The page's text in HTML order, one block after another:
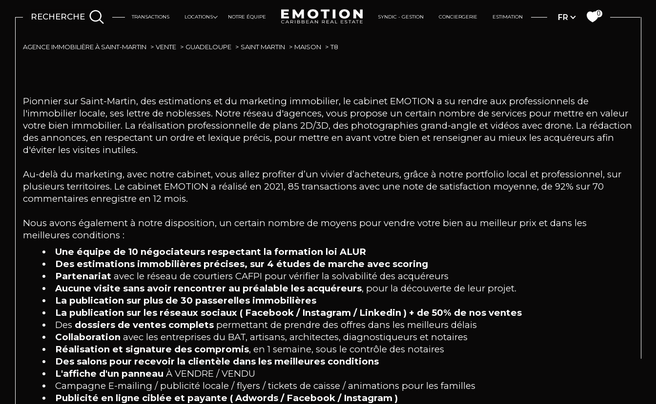
TRANSACTIONS LOCATIONS NOTRE ÉQUIPE SYNDIC - GESTION CONCIERGERIE ESTIMATION
RECHERCHE Langue
FR 0
AGENCE IMMOBILIÈRE À SAINT-MARTIN VENTE GUADELOUPE SAINT MARTIN MAISON T8
Pionnier sur Saint-Martin, des estimations et du marketing immobilier, le cabinet EMOTION a su rendre aux professionnels de
l'immobilier locale, ses lettre de noblesses. Notre réseau d'agences, vous propose un certain nombre de services pour mettre en valeur
votre bien immobilier. La réalisation professionnelle de plans 2D/3D, des photographies grand-angle et vidéos avec drone. La rédaction
des annonces, en respectant un ordre et lexique précis, pour mettre en avant votre bien et renseigner au mieux les acquéreurs afin
d'éviter les visites inutiles.
Au-delà du marketing, avec notre cabinet, vous allez profiter d’un vivier d’acheteurs, grâce à notre portfolio local et professionnel, sur
plusieurs territoires. Le cabinet EMOTION a réalisé en 2021, 85 transactions avec une note de satisfaction moyenne, de 92% sur 70
commentaires enregistre en 12 mois.
Nous avons également à notre disposition, un certain nombre de moyens pour vendre votre bien au meilleur prix et dans les
meilleures conditions :
Une équipe de 10 négociateurs respectant la formation loi ALUR
Des estimations immobilières précises, sur 4 études de marche avec scoring
Partenariat avec le réseau de courtiers CAFPI pour vérifier la solvabilité des acquéreurs
Aucune visite sans avoir rencontrer au préalable les acquéreurs, pour la découverte de leur projet.
La publication sur plus de 30 passerelles immobilières
La publication sur les réseaux sociaux ( Facebook / Instagram / Linkedin ) + de 50% de nos ventes
Des dossiers de ventes completspermettant de prendre des offres dans les meilleurs délais
Collaboration avec les entreprises du BAT, artisans, architectes, diagnostiqueurs et notaires
Réalisation et signature des compromis, en 1 semaine, sous le contrôle des notaires
Des salons pour recevoir la clientèle dans les meilleures conditions
L'affiche d'un panneau À VENDRE / VENDU
Campagne E-mailing / publicité locale / flyers / tickets de caisse / animations pour les familles
Publicité en ligne ciblée et payante ( Adwords / Facebook / Instagram )